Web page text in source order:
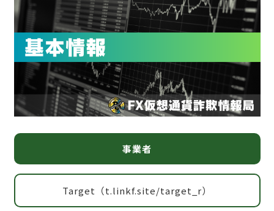
事業者
Target（t.linkf.site/target_r）